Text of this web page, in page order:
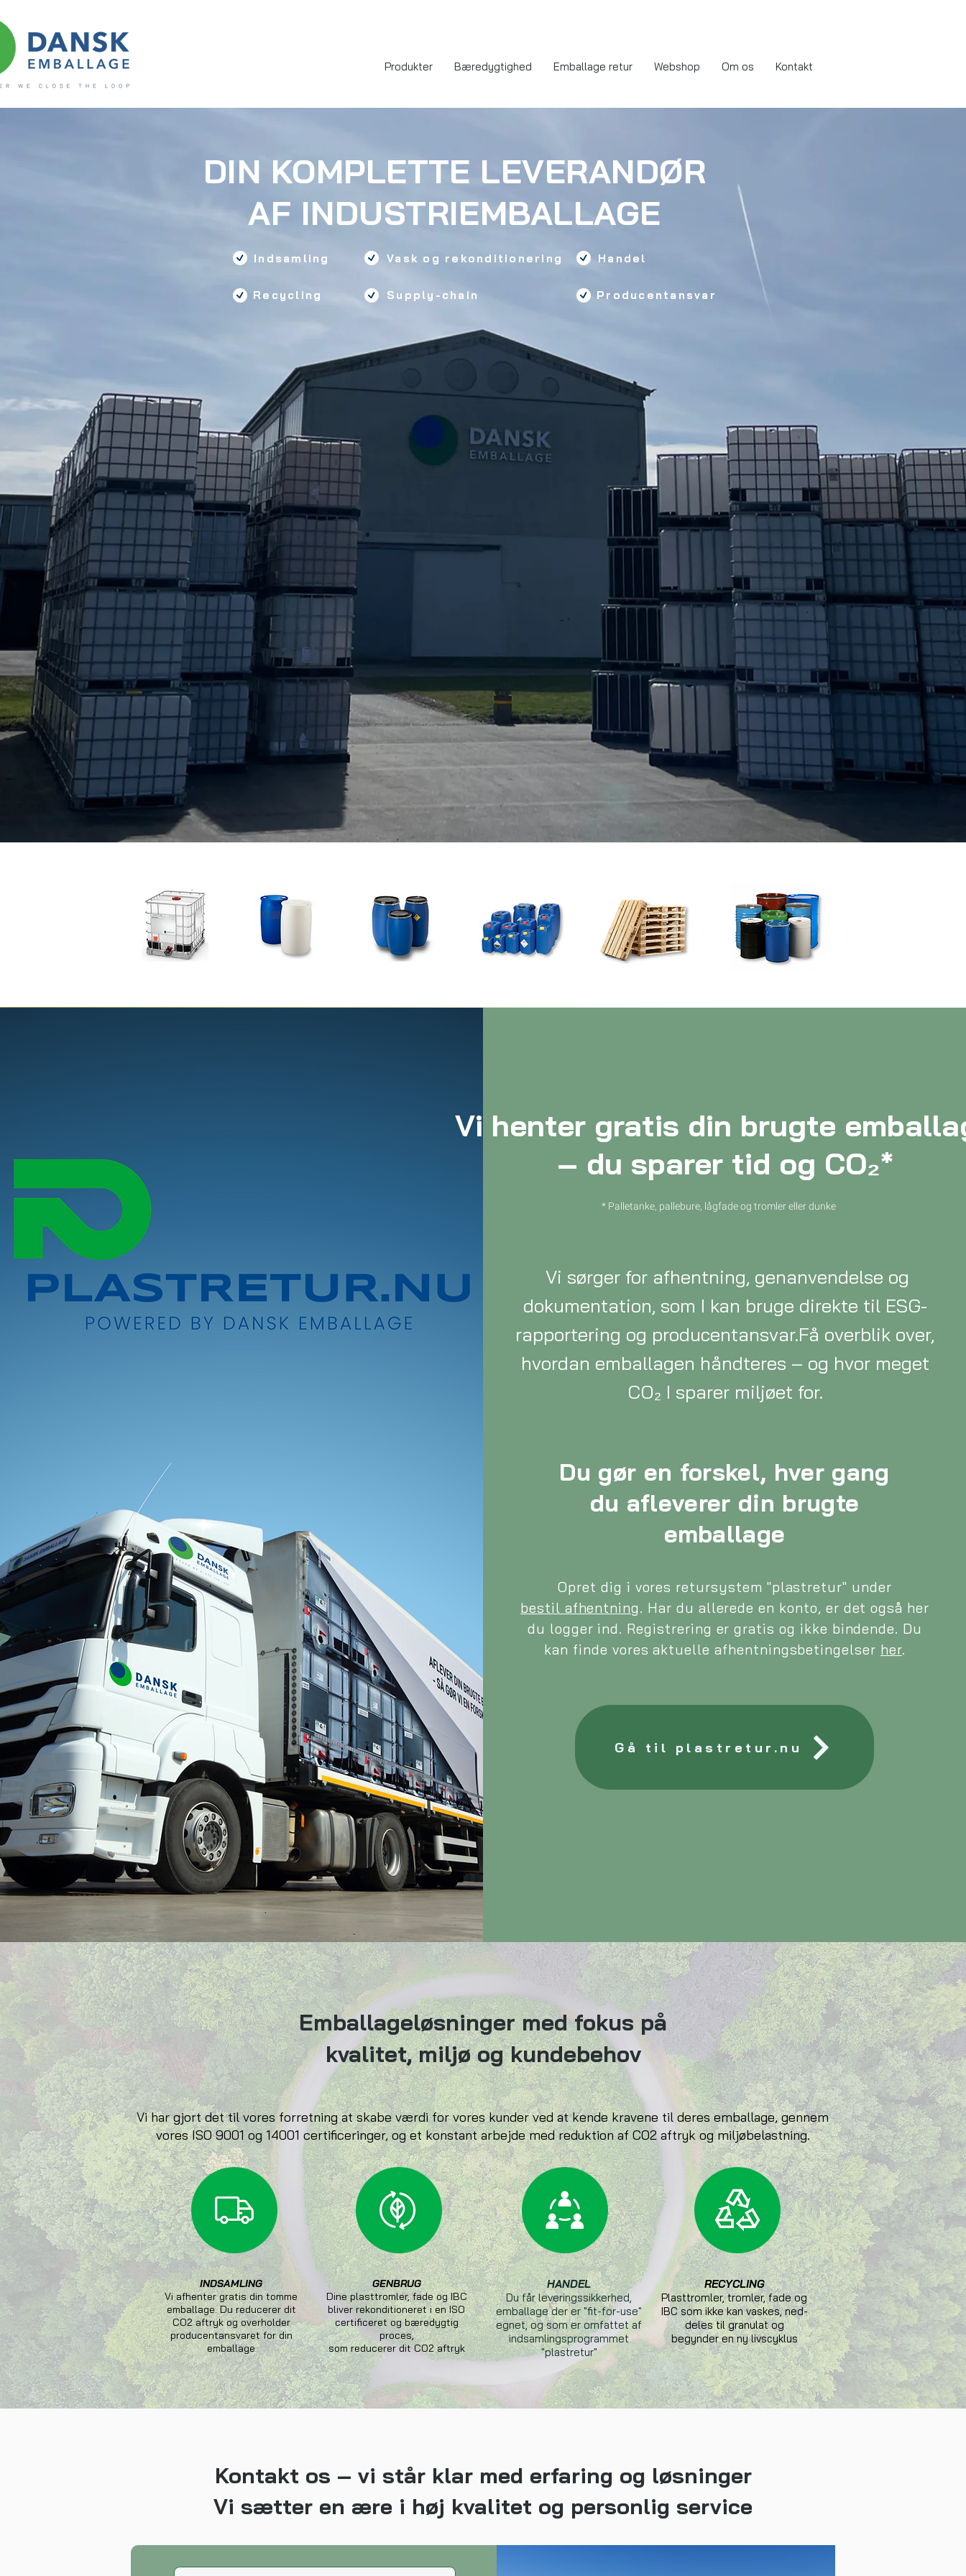
Produkter Bæredygtighed Emballage retur Webshop Om os Kontakt
DIN KOMPLETTE LEVERANDØR
AF INDUSTRIEMBALLAGE
Indsamling Vask og rekonditionering Handel
Recycling Supply-chain Producentansvar
Vi henter gratis din brugte
– du sparer tid og CO₂*
* Palletanke, pallebure, lågfade og tromler eller dunke
Vi sørger for afhentning, genanvendelse og
dokumentation, som I kan bruge direkte til ESG-
rapportering og producentansvar.Få overblik over,
hvordan emballagen håndteres – og hvor meget
CO₂ I sparer miljøet for.
Du gør en forskel, hver gang
du afleverer din brugte
emballage
Opret dig i vores retursystem "plastretur" under
bestil afhentning. Har du allerede en konto, er det også her
du logger ind. Registrering er gratis og ikke bindende. Du
kan finde vores aktuelle afhentningsbetingelser her.
Gå til plastretur.nu
Emballageløsninger med fokus på
kvalitet, miljø og kundebehov
Vi har gjort det til vores forretning at skabe værdi for vores kunder ved at kende kravene til deres emballage, gennem
vores ISO 9001 og 14001 certificeringer, og et konstant arbejde med reduktion af CO2 aftryk og miljøbelastning.
INDSAMLING
Vi afhenter gratis din tomme
emballage. Du reducerer dit
CO2 aftryk og overholder
producentansvaret for din
emballage
GENBRUG
Dine plasttromler, fade og IBC
bliver rekonditioneret i en ISO
certificeret og bæredygtig
proces,
som reducerer dit CO2 aftryk
HANDEL
Du får leveringssikkerhed,
emballage der er "fit-for-use"
egnet, og som er omfattet af
indsamlingsprogrammet
"plastretur"
RECYCLING
Plasttromler, tromler, fade og
IBC som ikke kan vaskes, ned-
deles til granulat og
begynder en ny livscyklus
Kontakt os – vi står klar med erfaring og løsninger
Vi sætter en ære i høj kvalitet og personlig service